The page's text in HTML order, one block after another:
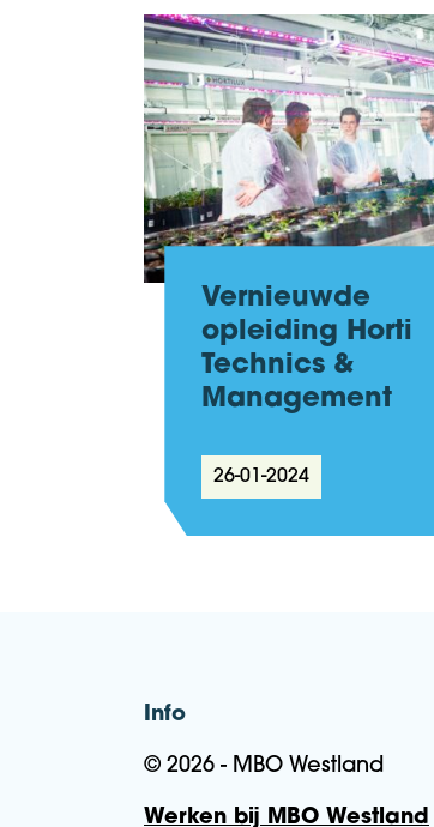
Vernieuwde
opleiding Horti
Technics &
Management
26-01-2024
Info
© 2026 - MBO Westland
Werken bij MBO Westland